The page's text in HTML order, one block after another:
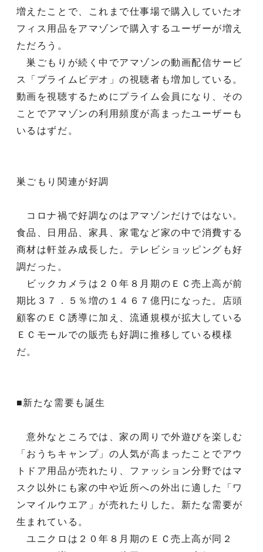
増えたことで、これまで仕事場で購入していたオ
フィス用品をアマゾンで購入するユーザーが増え
ただろう。
巣ごもりが続く中でアマゾンの動画配信サービ
ス「プライムビデオ」の視聴者も増加している。
動画を視聴するためにプライム会員になり、その
ことでアマゾンの利用頻度が高まったユーザーも
いるはずだ。
巣ごもり関連が好調
コロナ禍で好調なのはアマゾンだけではない。
食品、日用品、家具、家電など家の中で消費する
商材は軒並み成長した。テレビショッピングも好
調だった。
ビックカメラは２０年８月期のＥＣ売上高が前
期比３７．５％増の１４６７億円になった。店頭
顧客のＥＣ誘導に加え、流通規模が拡大している
ＥＣモールでの販売も好調に推移している模様
だ。
■新たな需要も誕生
意外なところでは、家の周りで外遊びを楽しむ
「おうちキャンプ」の人気が高まったことでアウ
トドア用品が売れたり、ファッション分野ではマ
スク以外にも家の中や近所への外出に適した「ワ
ンマイルウエア」が売れたりした。新たな需要が
生まれている。
ユニクロは２０年８月期のＥＣ売上高が同２